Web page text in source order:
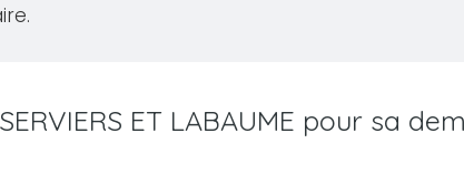
ET LABAUME pour sa